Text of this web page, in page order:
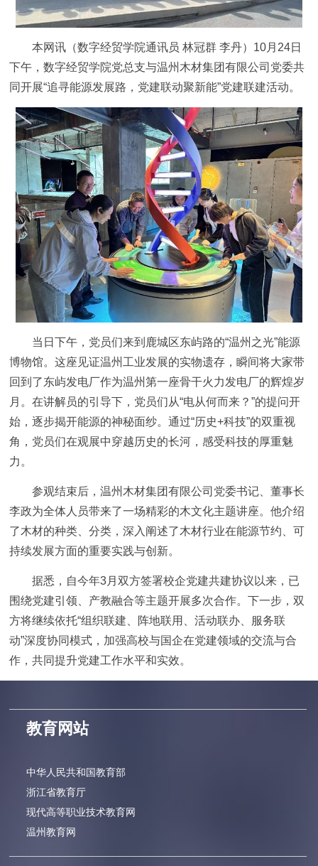
本网讯（数字经贸学院通讯员 林冠群 李丹）10月24日
下午，数字经贸学院党总支与温州木材集团有限公司党委共
同开展“追寻能源发展路，党建联动聚新能”党建联建活动。
当日下午，党员们来到鹿城区东屿路的“温州之光”能源
博物馆。这座见证温州工业发展的实物遗存，瞬间将大家带
回到了东屿发电厂作为温州第一座骨干火力发电厂的辉煌岁
月。在讲解员的引导下，党员们从“电从何而来？”的提问开
始，逐步揭开能源的神秘面纱。通过“历史+科技”的双重视
角，党员们在观展中穿越历史的长河，感受科技的厚重魅
力。
参观结束后，温州木材集团有限公司党委书记、董事长
李政为全体人员带来了一场精彩的木文化主题讲座。他介绍
了木材的种类、分类，深入阐述了木材行业在能源节约、可
持续发展方面的重要实践与创新。
据悉，自今年3月双方签署校企党建共建协议以来，已
围绕党建引领、产教融合等主题开展多次合作。下一步，双
方将继续依托“组织联建、阵地联用、活动联办、服务联
动”深度协同模式，加强高校与国企在党建领域的交流与合
作，共同提升党建工作水平和实效。
教育网站
中华人民共和国教育部
浙江省教育厅
现代高等职业技术教育网
温州教育网